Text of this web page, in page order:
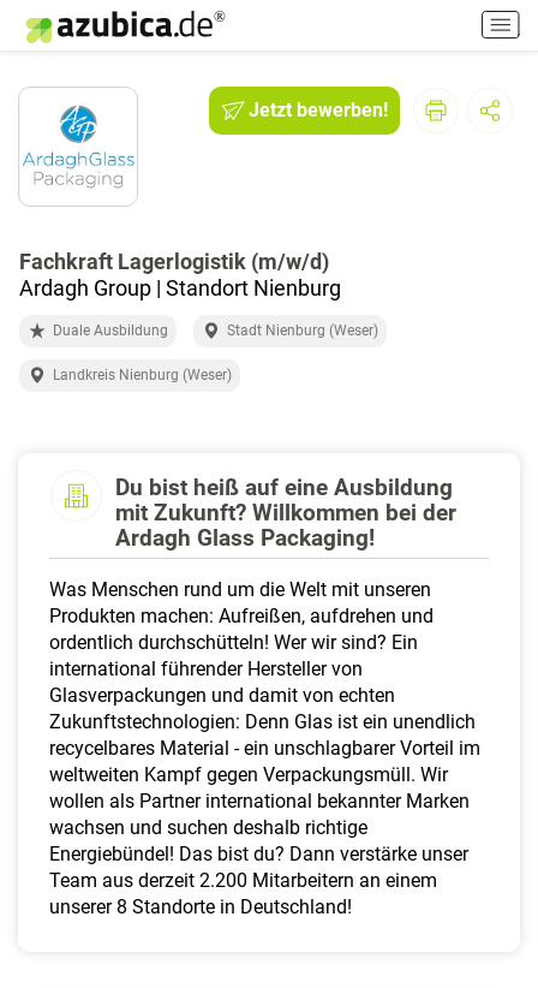
H
a
p
Jetzt bewerben!
Fachkraft Lagerlogistik (m/w/d)
Ardagh Group | Standort Nienburg
Duale Ausbildung Stadt Nienburg (Weser)
Landkreis Nienburg (Weser)
Du bist heiß auf eine Ausbildung
mit Zukunft? Willkommen bei der
Ardagh Glass Packaging!
Was Menschen rund um die Welt mit unseren
Produkten machen: Aufreißen, aufdrehen und
ordentlich durchschütteln! Wer wir sind? Ein
international führender Hersteller von
Glasverpackungen und damit von echten
Zukunftstechnologien: Denn Glas ist ein unendlich
recycelbares Material - ein unschlagbarer Vorteil im
weltweiten Kampf gegen Verpackungsmüll. Wir
wollen als Partner international bekannter Marken
wachsen und suchen deshalb richtige
Energiebündel! Das bist du? Dann verstärke unser
Team aus derzeit 2.200 Mitarbeitern an einem
unserer 8 Standorte in Deutschland!